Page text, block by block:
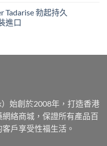
Tadarise 勃起持久
進口
始創於2008年，打造香港
絡商城，保證所有產品百
戶享受性福生活。